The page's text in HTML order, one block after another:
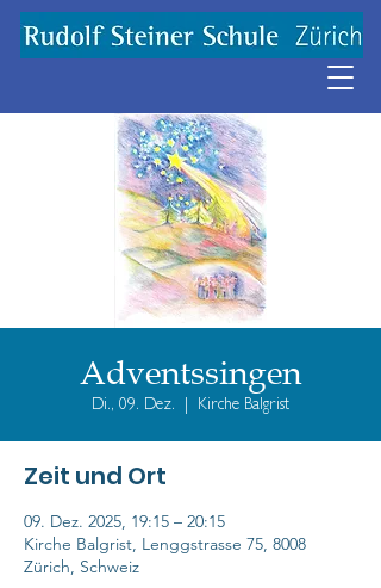
Adventssingen
Di., 09. Dez. Kirche Balgrist
Zeit und Ort
09. Dez. 2025, 19:15 – 20:15
Kirche Balgrist, Lenggstrasse 75, 8008
Zürich, Schweiz